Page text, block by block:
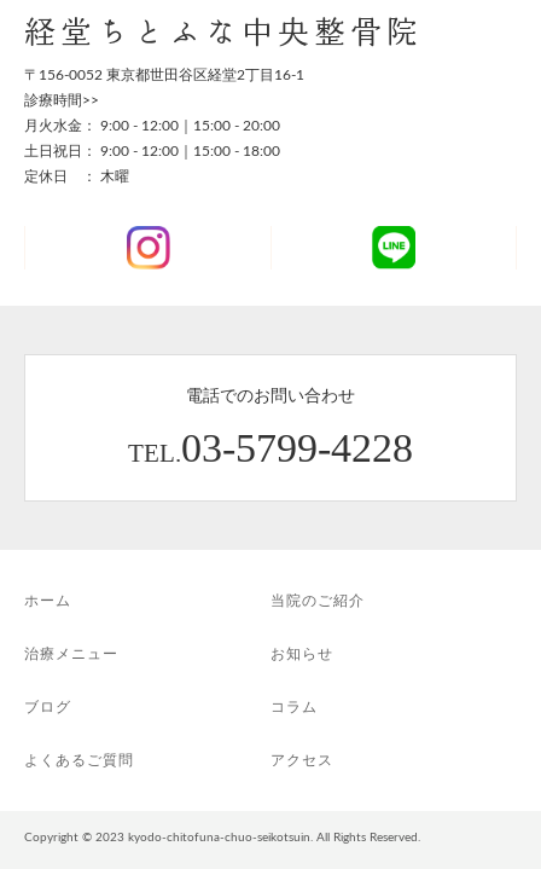
経堂ちとふな中央整骨院
〒156-0052 東京都世田谷区経堂2丁目16-1
診療時間>>
月火水金： 9:00 - 12:00｜15:00 - 20:00
土日祝日： 9:00 - 12:00｜15:00 - 18:00
定休日 ： 木曜
電話でのお問い合わせ
TEL.03-5799-4228
ホーム 当院のご紹介
治療メニュー お知らせ
ブログ コラム
よくあるご質問 アクセス
Copyright © 2023 kyodo-chitofuna-chuo-seikotsuin. All Rights Reserved.